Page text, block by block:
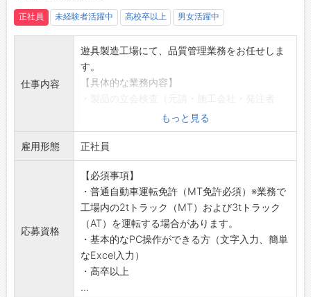
15：10 製品仕上げ・片付け・清掃
15：45 翌日準備・作業場整理
16：00 退社
【社用車の使用について】
業務状況に応じて、2tトラック（MT）・3tト
【おすすめポイント】
・公園や学校に設置される遊具づくりに関わる
ことができる！
・自分が製作した製品が形として残る仕事で
す！
・子どもたちの成長や遊びを支える社会貢献性
の高い仕事です！
・未経験から加工技術を身につけられます！
・オーダーメイド製品が多く、幅広い経験を積
めます！
・チームで協力しながらものづくりを進める環
正社員 未経験者活躍中 高校卒以上 男女活躍中
仕事内容
遊具製造工場にて、品質管理業務をお任せしま
す。
【具体的な業務内容】
・品質データの集計・分析・改善提案
・品質記録・検査成績書等の作成
・社内品質教育・品質改善活動
・製造現場・設計部門との品質改善活動
・クレーム・不適合発生時の原因調査、是正処
置・再発防止活動
・クレーム・不適合の予防活動および品質向上
活動の推進
・ISO9001・ISO14001に関する運用・改善活
動
【おすすめポイント】
もっと見る
雇用形態 正社員
応募資格
【必須事項】
・普通自動車運転免許（MT免許必須）※業務で
工場内の2tトラック（MT）および3tトラック
（AT）を運転する場合があります。
・基本的なPC操作ができる方（文字入力、簡単
なExcel入力）
・高卒以上
...